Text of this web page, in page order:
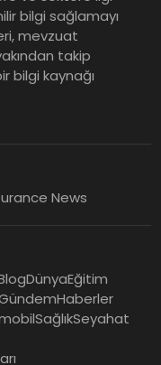
İlk Yarı Finansal
Güvenlik
bilgi sağlamayı
mevzuat
takip
bilgi kaynağı
News
DünyaEğitim
Haberler
SağlıkSeyahat